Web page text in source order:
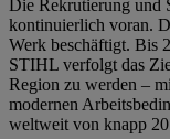
Die Rekrutierung und
kontinuierlich voran.
Werk beschäftigt. Bis
STIHL verfolgt das
Region zu werden –
modernen
weltweit von knapp